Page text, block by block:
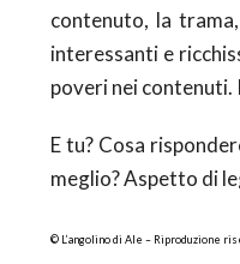
contenuto, la
interessanti e
poveri nei contenuti.
E tu? Cosa
meglio? Aspetto di
© L’angolino di Ale – Riproduzione